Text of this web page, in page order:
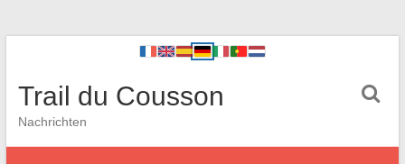
Trail du Cousson
Nachrichten